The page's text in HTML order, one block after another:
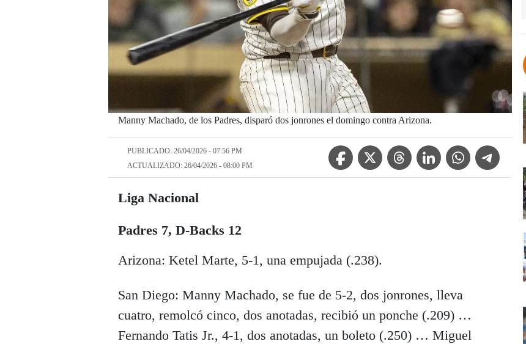
Manny Machado, de los Padres, disparó dos jonrones el domingo contra Arizona.
PUBLICADO: 26/04/2026 - 07:56 PM
ACTUALIZADO: 26/04/2026 - 08:00 PM
Facebook IconTwitter IconThreads IconLinkedin IconWhatsApp IconTelegram Icon
Liga Nacional
Padres 7, D-Backs 12
Arizona: Ketel Marte, 5-1, una empujada (.238).
San Diego: Manny Machado, se fue de 5-2, dos jonrones, lleva
cuatro, remolcó cinco, dos anotadas, recibió un ponche (.209) …
Fernando Tatis Jr., 4-1, dos anotadas, un boleto (.250) … Miguel